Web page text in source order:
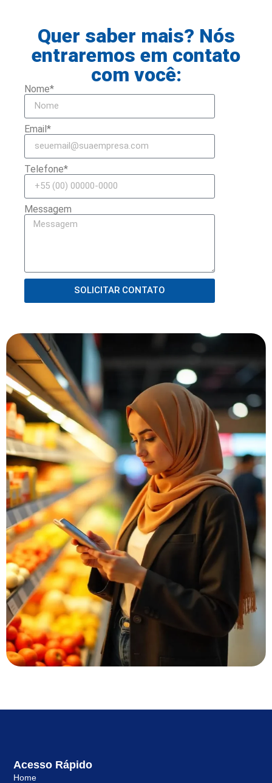
Quer saber mais? Nós
entraremos em contato
com você:
Nome*
Email*
Telefone*
Messagem
SOLICITAR CONTATO
Acesso Rápido
Home